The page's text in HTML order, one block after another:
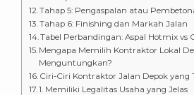
Tahap 5: Pengaspalan atau
Tahap 6: Finishing dan Markah Jalan
Tabel Perbandingan: Aspal Hotmix vs
Mengapa Memilih Kontraktor Lokal
Menguntungkan?
Ciri-Ciri Kontraktor Jalan Depok yang
1. Memiliki Legalitas Usaha yang Jelas